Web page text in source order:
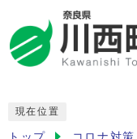
現在位置